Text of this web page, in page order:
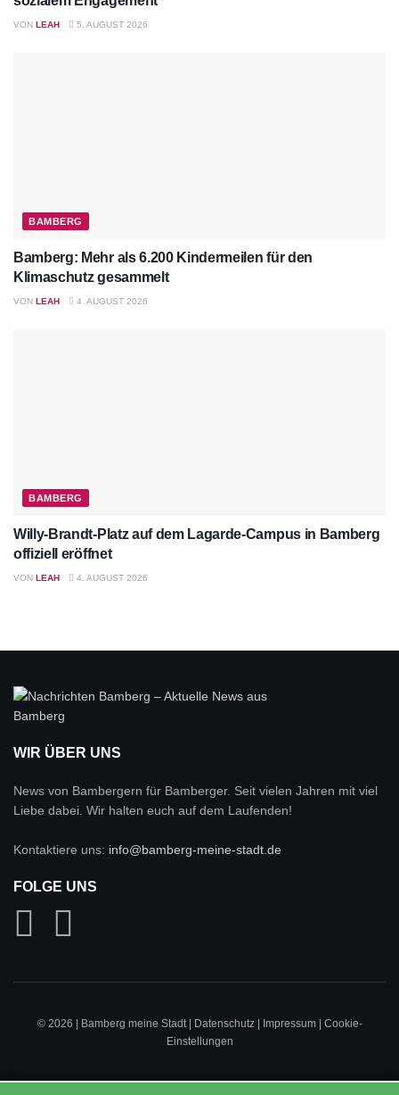
VON LEAH 5. AUGUST 2026
BAMBERG
Bamberg: Mehr als 6.200 Kindermeilen für den
Klimaschutz gesammelt
VON LEAH 4. AUGUST 2026
BAMBERG
Willy-Brandt-Platz auf dem Lagarde-Campus in Bamberg
offiziell eröffnet
VON LEAH 4. AUGUST 2026
WIR ÜBER UNS
News von Bambergern für Bamberger. Seit vielen Jahren mit viel
Liebe dabei. Wir halten euch auf dem Laufenden!
Kontaktiere uns: info@bamberg-meine-stadt.de
FOLGE UNS
© 2026 | Bamberg meine Stadt | Datenschutz| Impressum| Cookie-
Einstellungen